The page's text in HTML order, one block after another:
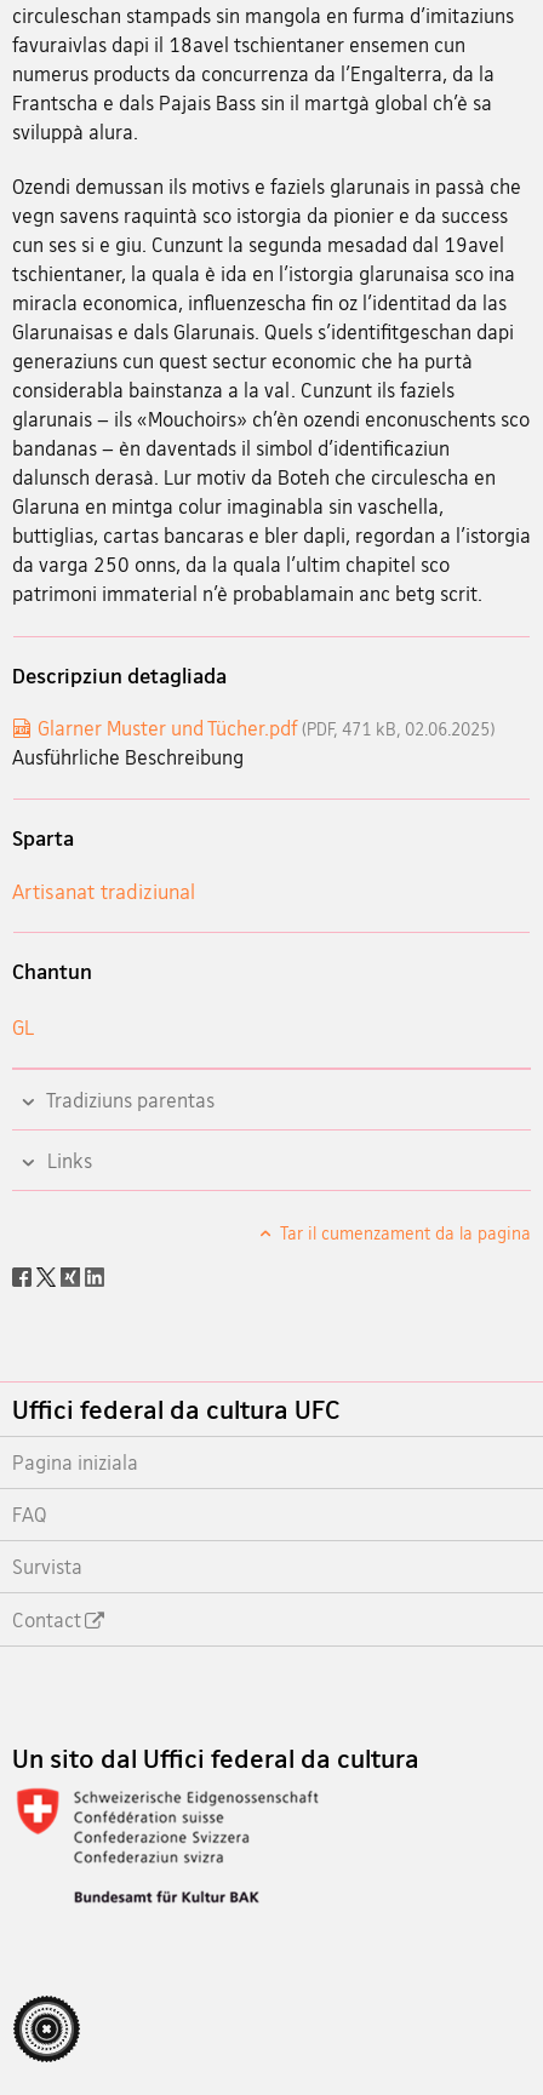
circuleschan stampads sin mangola en furma d’imitaziuns
favuraivlas dapi il 18avel tschientaner ensemen cun
numerus products da concurrenza da l’Engalterra, da la
Frantscha e dals Pajais Bass sin il martgà global ch’è sa
sviluppà alura.
Ozendi demussan ils motivs e faziels glarunais in passà che
vegn savens raquintà sco istorgia da pionier e da success
cun ses si e giu. Cunzunt la segunda mesadad dal 19avel
tschientaner, la quala è ida en l’istorgia glarunaisa sco ina
miracla economica, influenzescha fin oz l’identitad da las
Glarunaisas e dals Glarunais. Quels s’identifitgeschan dapi
generaziuns cun quest sectur economic che ha purtà
considerabla bainstanza a la val. Cunzunt ils faziels
glarunais – ils «Mouchoirs» ch’èn ozendi enconuschents sco
bandanas – èn daventads il simbol d’identificaziun
dalunsch derasà. Lur motiv da Boteh che circulescha en
Glaruna en mintga colur imaginabla sin vaschella,
buttiglias, cartas bancaras e bler dapli, regordan a l’istorgia
da varga 250 onns, da la quala l’ultim chapitel sco
patrimoni immaterial n’è probablamain anc betg scrit.
Descripziun detagliada
Glarner Muster und Tücher.pdf(PDF, 471 kB, 02.06.2025)
Ausführliche Beschreibung
Sparta
Artisanat tradiziunal
Chantun
GL
Tradiziuns parentas
Links
Tar il cumenzament da la pagina
Social
Footer
Uffici federal da cultura UFC
Pagina iniziala
FAQ
Survista
Contact
Un sito dal Uffici federal da cultura